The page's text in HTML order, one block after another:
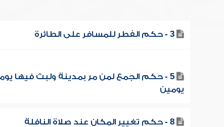
3 - حكم الفطر للمسافر على الطائرة
5 - حكم الجمع لمن مر بمدينة ولبث فيها
يومين
8 - حكم تغيير المكان عند صلاة النافلة